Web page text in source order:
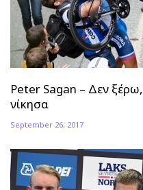
Peter Sagan – Δεν
νίκησα
September 26, 2017